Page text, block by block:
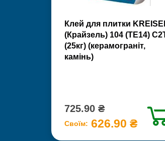
Клей для плитки
(Крайзель) 104 (ТЕ14)
(25кг) (керамограніт,
камінь)
725.90 ₴
Своїм: 626.90 ₴